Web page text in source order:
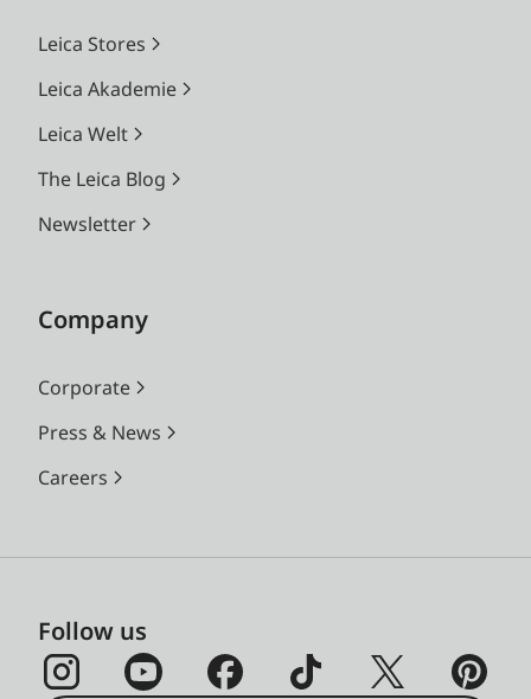
Leica Stores
Leica Akademie
Leica Welt
The Leica Blog
Newsletter
Company
Corporate
Press & News
Careers
Follow us